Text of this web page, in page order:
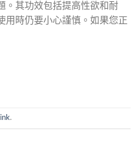
。其功效包括提高性欲和耐
用時仍要小心謹慎。如果您正
.